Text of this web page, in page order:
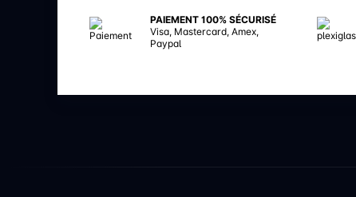
PAIEMENT 100% SÉCURISÉ
Visa, Mastercard, Amex,
Paypal